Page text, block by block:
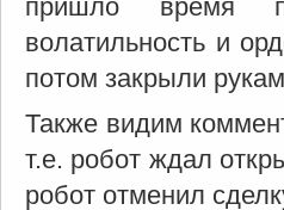
пришло время
волатильность и
потом закрыли
Также видим
т.е. робот ждал
робот отменил